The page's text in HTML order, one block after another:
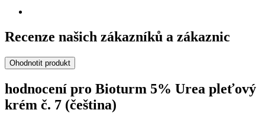
Recenze našich zákazníků a zákaznic
Ohodnotit produkt
hodnocení pro Bioturm 5% Urea pleťový
krém č. 7 (čeština)